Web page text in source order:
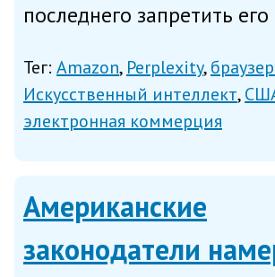
последнего запретить его
функцией персонального
помощника Comet» –
Тег: Amazon Perplexity
Искусственный интеллект
электронная коммерция
Американские
законодатели